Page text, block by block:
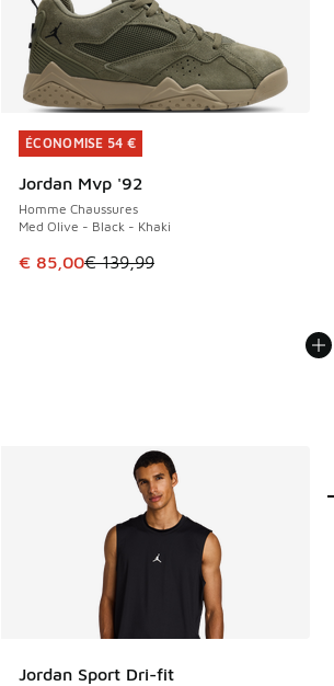
ÉCONOMISE 54 €
Jordan Mvp '92
Homme Chaussures
Med Olive - Black - Khaki
Cet article est en promotion. Prix en
€ 85,00€ 139,99
ÉCONOMISE 54 €
Jordan Sport Dri-fit